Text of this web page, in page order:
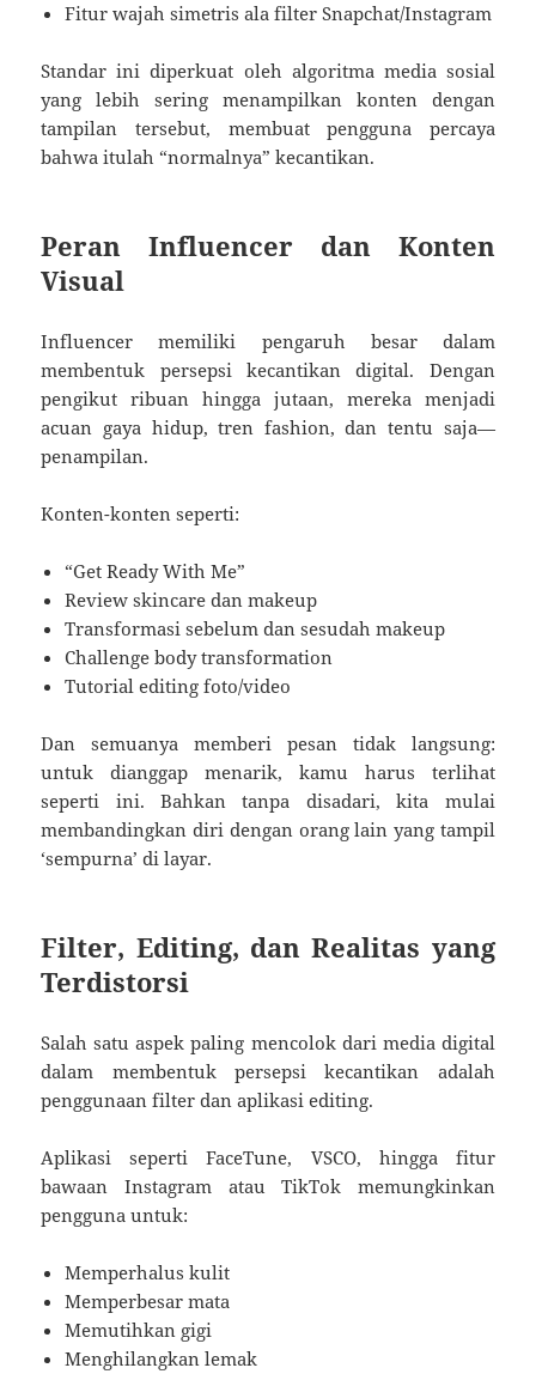
Fitur wajah simetris ala filter Snapchat/Instagram
Standar ini diperkuat oleh algoritma media sosial
yang lebih sering menampilkan konten dengan
tampilan tersebut, membuat pengguna percaya
bahwa itulah “normalnya” kecantikan.
Peran Influencer dan Konten
Visual
Influencer memiliki pengaruh besar dalam
membentuk persepsi kecantikan digital. Dengan
pengikut ribuan hingga jutaan, mereka menjadi
acuan gaya hidup, tren fashion, dan tentu saja—
penampilan.
Konten-konten seperti:
“Get Ready With Me”
Review skincare dan makeup
Transformasi sebelum dan sesudah makeup
Challenge body transformation
Tutorial editing foto/video
Dan semuanya memberi pesan tidak langsung:
untuk dianggap menarik, kamu harus terlihat
seperti ini. Bahkan tanpa disadari, kita mulai
membandingkan diri dengan orang lain yang tampil
‘sempurna’ di layar.
Filter, Editing, dan Realitas yang
Terdistorsi
Salah satu aspek paling mencolok dari media digital
dalam membentuk persepsi kecantikan adalah
penggunaan filter dan aplikasi editing.
Aplikasi seperti FaceTune, VSCO, hingga fitur
bawaan Instagram atau TikTok memungkinkan
pengguna untuk:
Memperhalus kulit
Memperbesar mata
Memutihkan gigi
Menghilangkan lemak